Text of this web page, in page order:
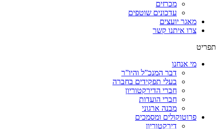
מכרזים
עדכונים שוטפים
מאגר יועצים
צרו איתנו קשר
תפריט
מי אנחנו
דבר המנכ”ל והיו”ר
בעלי תפקידים בחברה
חברי הדירקטוריון
חברי הועדות
מבנה ארגוני
פרוטוקולים ומסמכים
דירקטוריון